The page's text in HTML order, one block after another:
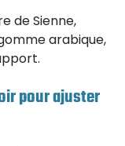
de Sienne,
arabique,
pour ajuster